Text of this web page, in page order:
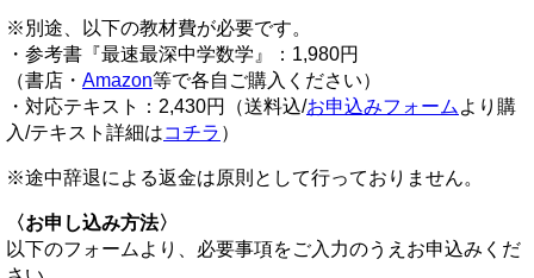
※別途、以下の教材費が必要です。
・参考書『最速最深中学数学』：1,980円
（書店・ Amazon等で各自ご購入ください）
・対応テキスト：2,430円（送料込/お申込みフォームより購
入/テキスト詳細はコチラ ）
※途中辞退による返金は原則として行っておりません。
〈お申し込み方法〉
以下のフォームより、必要事項をご入力のうえお申込みくだ